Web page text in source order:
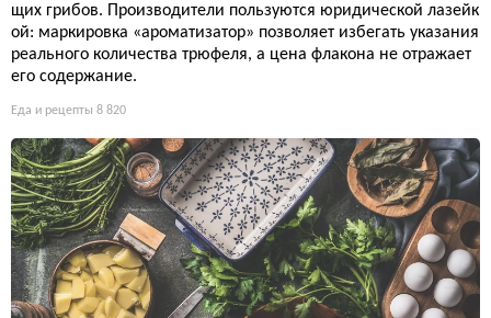
щих грибов. Производители пользуются юридической лазейк
ой: маркировка «ароматизатор» позволяет избегать указания
реального количества трюфеля, а цена флакона не отражает
его содержание.
Еда и рецепты 8 820